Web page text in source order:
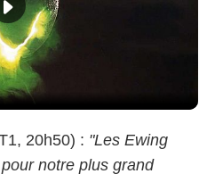
20h50) : "Les Ewing
notre plus grand